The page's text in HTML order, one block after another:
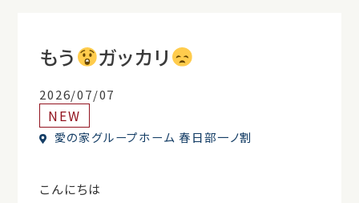
もう ガッカリ
2026/07/07
NEW
愛の家グループホーム 春日部一ノ割
こんにちは